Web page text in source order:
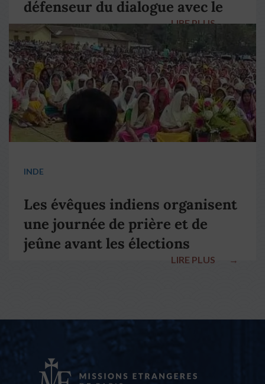
défenseur du dialogue avec le
pape François
LIRE PLUS →
INDE
Les évêques indiens organisent
une journée de prière et de
jeûne avant les élections
LIRE PLUS →